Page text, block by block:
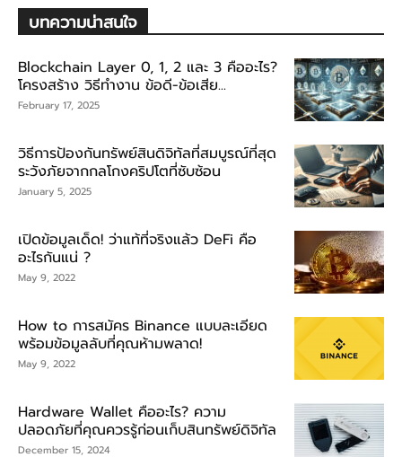
บทความน่าสนใจ
Blockchain Layer 0, 1, 2 และ 3 คืออะไร?
โครงสร้าง วิธีทำงาน ข้อดี-ข้อเสีย...
February 17, 2025
วิธีการป้องกันทรัพย์สินดิจิทัลที่สมบูรณ์ที่สุด
ระวังภัยจากกลโกงคริปโตที่ซับซ้อน
January 5, 2025
เปิดข้อมูลเด็ด! ว่าแท้ที่จริงแล้ว DeFi คือ
อะไรกันแน่ ?
May 9, 2022
How to การสมัคร Binance แบบละเอียด
พร้อมข้อมูลลับที่คุณห้ามพลาด!
May 9, 2022
Hardware Wallet คืออะไร? ความ
ปลอดภัยที่คุณควรรู้ก่อนเก็บสินทรัพย์ดิจิทัล
December 15, 2024